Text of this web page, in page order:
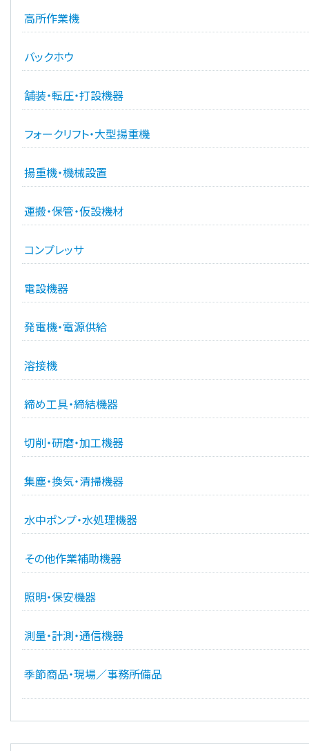
高所作業機
バックホウ
舗装・転圧・打設機器
フォークリフト・大型揚重機
揚重機・機械設置
運搬・保管・仮設機材
コンプレッサ
電設機器
発電機・電源供給
溶接機
締め工具・締結機器
切削・研磨・加工機器
集塵・換気・清掃機器
水中ポンプ・水処理機器
その他作業補助機器
照明・保安機器
測量・計測・通信機器
季節商品・現場／事務所備品